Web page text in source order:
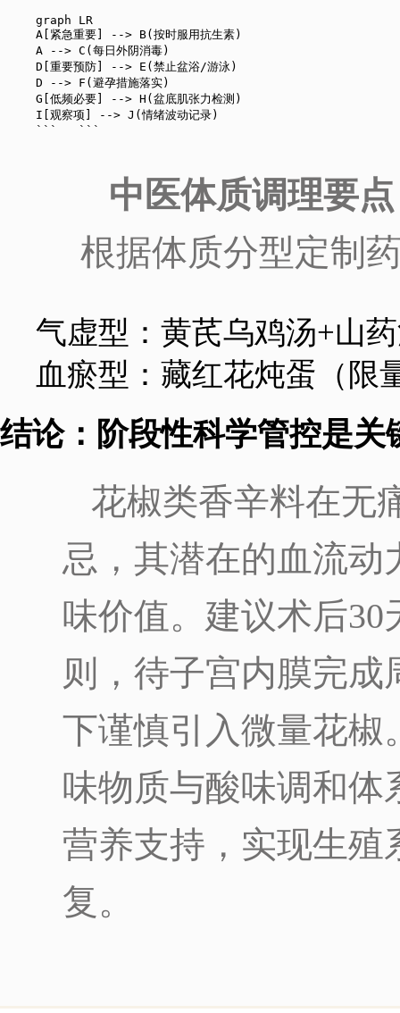
graph LR
A[紧急重要] --> B(按时服用抗生素)
A --> C(每日外阴消毒)
D[重要预防] --> E(禁止盆浴/游泳)
D --> F(避孕措施落实)
G[低频必要] --> H(盆底肌张力检测)
I[观察项] --> J(情绪波动记录)
中医体质调理要点
根据体质分型定制
气虚型：黄芪乌鸡汤+山
血瘀型：藏红花炖蛋（限
结论：阶段性科学管控是关
花椒类香辛料在无
忌，其潜在的血流动
味价值。建议术后30
则，待子宫内膜完
下谨慎引入微量花椒
味物质与酸味调和体
营养支持，实现生殖
复。